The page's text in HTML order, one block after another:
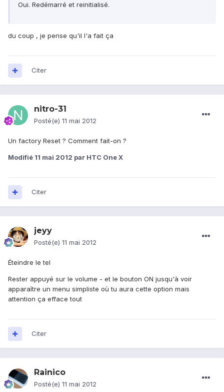
Oui. Redémarré et reinitialisé.
du coup , je pense qu'il l'a fait ça
Citer
nitro-31
Posté(e) 11 mai 2012
Un factory Reset ? Comment fait-on ?
Modifié 11 mai 2012 par HTC One X
Citer
jeyy
Posté(e) 11 mai 2012
Éteindre le tel
Rester appuyé sur le volume - et le bouton ON jusqu'à voir
apparaître un menu simpliste où tu aura cette option mais
attention ça efface tout
Citer
Rainico
Posté(e) 11 mai 2012